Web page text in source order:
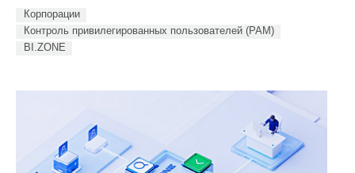
Корпорации
Контроль привилегированных пользователей (PAM)
BI.ZONE